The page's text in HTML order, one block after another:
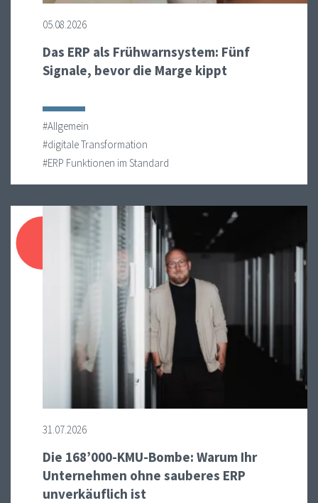
05.08.2026
Das ERP als Frühwarnsystem: Fünf
Signale, bevor die Marge kippt
#Allgemein
#digitale Transformation
#ERP Funktionen im Standard
31.07.2026
Die 168’000-KMU-Bombe: Warum Ihr
Unternehmen ohne sauberes ERP
unverkäuflich ist